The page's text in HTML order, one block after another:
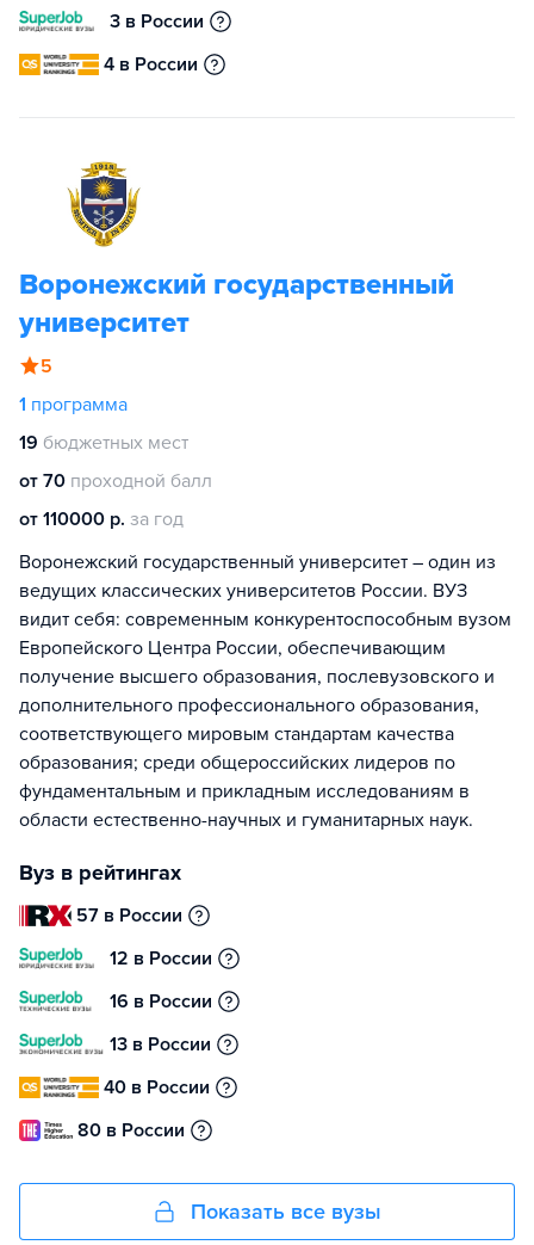
3 в России
4 в России
Воронежский государственный
университет
5
1 программа
19 бюджетных мест
от 70 проходной балл
от 110000 р. за год
Воронежский государственный университет – один из
ведущих классических университетов России. ВУЗ
видит себя: современным конкурентоспособным вузом
Европейского Центра России, обеспечивающим
получение высшего образования, послевузовского и
дополнительного профессионального образования,
соответствующего мировым стандартам качества
образования; среди общероссийских лидеров по
фундаментальным и прикладным исследованиям в
области естественно-научных и гуманитарных наук.
Вуз в рейтингах
57 в России
12 в России
16 в России
13 в России
40 в России
80 в России
Показать все вузы